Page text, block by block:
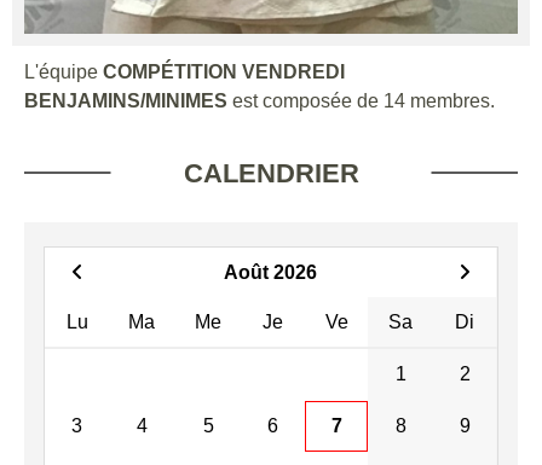
L'équipe COMPÉTITION VENDREDI
BENJAMINS/MINIMES est composée de 14 membres.
CALENDRIER
Août 2026
Lu Ma Me Je Ve Sa Di
1 2
3 4 5 6 7 8 9